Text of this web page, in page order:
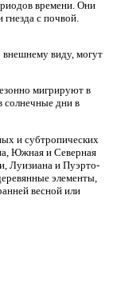
времени. Они
с почвой.
внешнему виду, могут
мигрируют в
солнечные дни в
и субтропических
Южная и Северная
Луизиана и Пуэрто-
элементы,
весной или